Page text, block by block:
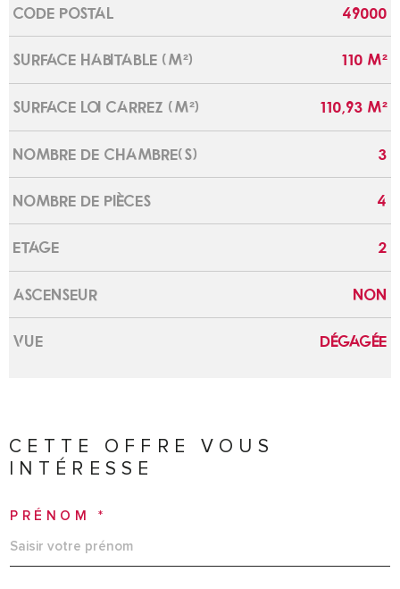
Caractérisque Valeurs
CODE POSTAL 49000
SURFACE HABITABLE (M²) 110 M²
SURFACE LOI CARREZ (M²) 110,93 M²
NOMBRE DE CHAMBRE(S) 3
NOMBRE DE PIÈCES 4
ETAGE 2
ASCENSEUR NON
VUE DÉGAGÉE
CETTE OFFRE
VOUS
INTÉRESSE
PRÉNOM *